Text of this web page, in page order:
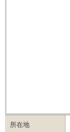
条件
所在地